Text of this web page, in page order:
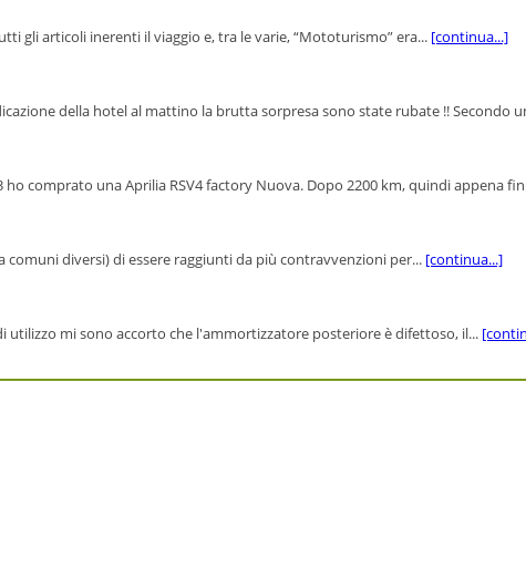
gli articoli inerenti il viaggio e, tra le varie, “Mototurismo” era... [continua...]
della hotel al mattino la brutta sorpresa sono state rubate !! Secondo
comprato una Aprilia RSV4 factory Nuova. Dopo 2200 km, quindi appena
diversi) di essere raggiunti da più contravvenzioni per... [continua...]
utilizzo mi sono accorto che l'ammortizzatore posteriore è difettoso, il...